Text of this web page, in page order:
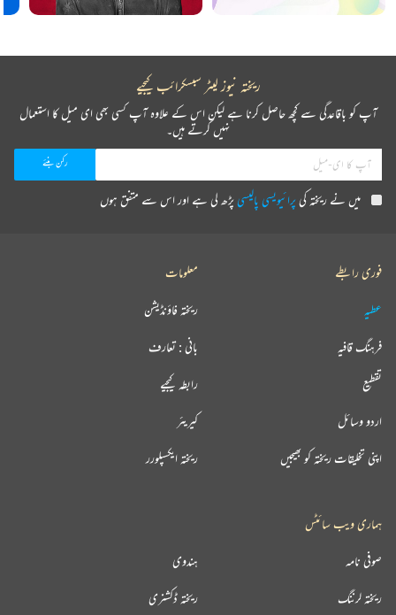
ریختہ نیوز لیٹر سبسکرائب کیجیے
آپ کو باقاعدگی سے کچھ حاصل کرنا ہے لیکن اس کے علاوہ آپ کسی بھی ای میل کا استعمال
نہیں کرتے ہیں۔
میں نے ریختہ کی پرائیویسی پالیسی پڑھ لی ہے اور اس سے متفق ہوں
فوری رابطے
عطیہ
فرہنگ قافیہ
تقطیع
اردو وسائل
اپنی تخلیقات ریختہ کو بھیجیں
معلومات
ریختہ فاؤنڈیشن
بانی : تعارف
رابطہ کیجیے
کیریئر
ریختہ ایکسپلورر
ہماری ویب سائٹس
ہندوی صوفی نامہ
ریختہ ڈکشنری ریختہ لرننگ